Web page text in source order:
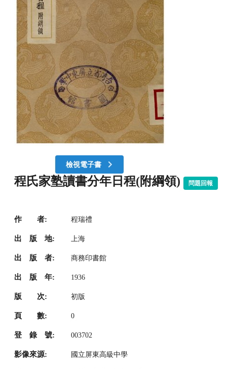
檢視電子書
程氏家塾讀書分年日程(附綱領) 問題回報
作 者: 程瑞禮
出 版 地: 上海
出 版 者: 商務印書館
出 版 年: 1936
版 次: 初版
頁 數: 0
登 錄 號: 003702
影像來源: 國立屏東高級中學